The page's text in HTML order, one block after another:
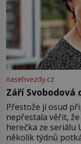
nasehvezdy.cz
Září Svobodová
Přestože jí osud
nepřestala věřit, že
herečka ze seriálu
několik týdnů